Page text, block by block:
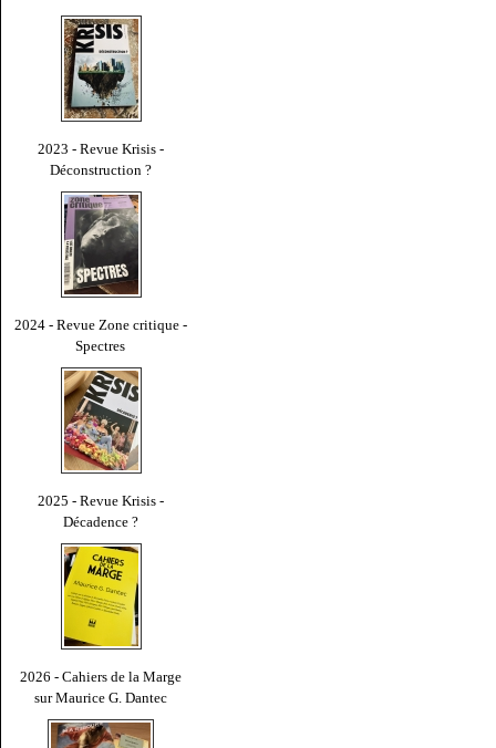
2023 - Revue Krisis -
Déconstruction ?
2024 - Revue Zone critique -
Spectres
2025 - Revue Krisis -
Décadence ?
2026 - Cahiers de la Marge
sur Maurice G. Dantec